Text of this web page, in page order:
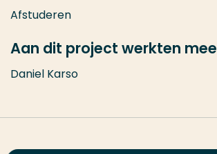
Afstuderen
Aan dit project werkten mee
Daniel Karso